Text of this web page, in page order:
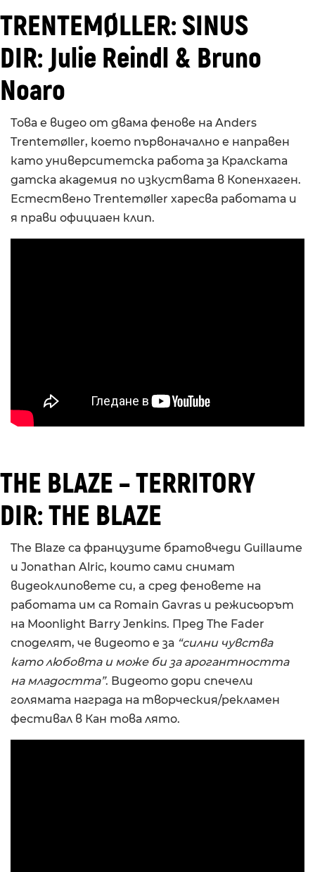
TRENTEMØLLER: SINUS
DIR: Julie Reindl & Bruno
Noaro
Това е видео от двама фенове на Anders
Trentemøller, което първоначално е направен
като университетска работа за Кралската
датска академия по изкуствата в Копенхаген.
Естествено Trentemøller харесва работата и
я прави официаен клип.
THE BLAZE – TERRITORY
DIR: THE BLAZE
The Blaze са французите братовчеди Guillaume
и Jonathan Alric, които сами снимат
видеоклиповете си, a сред феновете на
работата им са Romain Gavras и режисьорът
на Moonlight Barry Jenkins. Пред The Fader
споделят, че видеото е за “силни чувства
като любовта и може би за арогантността
на младостта”. Видеото дори спечели
голямата награда на творческия/рекламен
фестивал в Кан това лято.